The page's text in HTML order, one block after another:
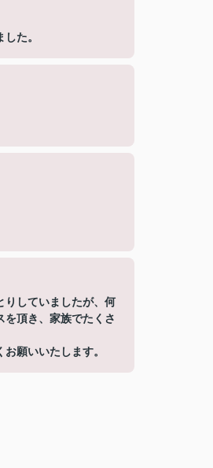
た。
りしていましたが、何
頂き、家族でたくさ
願いいたします。